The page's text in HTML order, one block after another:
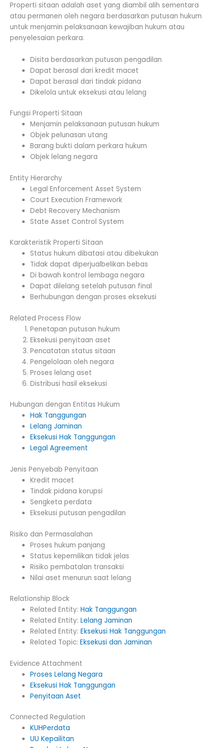
Properti sitaan adalah aset yang diambil alih sementara
atau permanen oleh negara berdasarkan putusan hukum
untuk menjamin pelaksanaan kewajiban hukum atau
penyelesaian perkara.
Disita berdasarkan putusan pengadilan
Dapat berasal dari kredit macet
Dapat berasal dari tindak pidana
Dikelola untuk eksekusi atau lelang
Fungsi Properti Sitaan
Menjamin pelaksanaan putusan hukum
Objek pelunasan utang
Barang bukti dalam perkara hukum
Objek lelang negara
Entity Hierarchy
Legal Enforcement Asset System
Court Execution Framework
Debt Recovery Mechanism
State Asset Control System
Karakteristik Properti Sitaan
Status hukum dibatasi atau dibekukan
Tidak dapat diperjualbelikan bebas
Di bawah kontrol lembaga negara
Dapat dilelang setelah putusan final
Berhubungan dengan proses eksekusi
Related Process Flow
Penetapan putusan hukum
Eksekusi penyitaan aset
Pencatatan status sitaan
Pengelolaan oleh negara
Proses lelang aset
Distribusi hasil eksekusi
Hubungan dengan Entitas Hukum
Hak Tanggungan
Lelang Jaminan
Eksekusi Hak Tanggungan
Legal Agreement
Jenis Penyebab Penyitaan
Kredit macet
Tindak pidana korupsi
Sengketa perdata
Eksekusi putusan pengadilan
Risiko dan Permasalahan
Proses hukum panjang
Status kepemilikan tidak jelas
Risiko pembatalan transaksi
Nilai aset menurun saat lelang
Relationship Block
Related Entity:Hak Tanggungan
Related Entity:Lelang Jaminan
Related Entity:Eksekusi Hak Tanggungan
Related Topic:Eksekusi dan Jaminan
Evidence Attachment
Proses Lelang Negara
Eksekusi Hak Tanggungan
Penyitaan Aset
Connected Regulation
KUHPerdata
UU Kepailitan